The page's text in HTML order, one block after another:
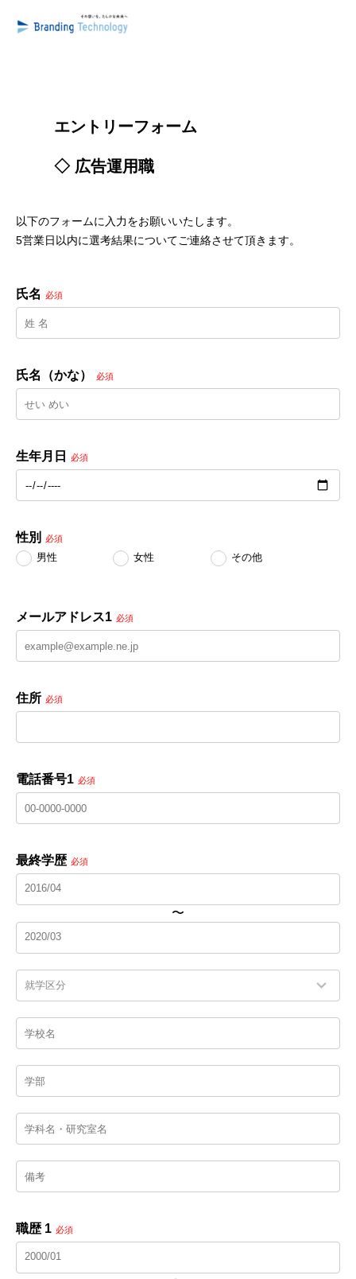
        エントリーフォーム
以下のフォームに入力をお願いいたします。
5営業日以内に選考結果についてご連絡させて頂きます。
氏名 必須
氏名（かな） 必須
生年月日 必須
性別 必須
男性 女性 その他
メールアドレス1 必須
住所 必須
電話番号1 必須
最終学歴 必須
〜
職歴 1 必須